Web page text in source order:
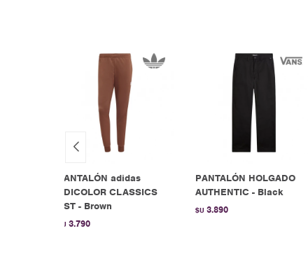
PANTALÓN adidas
ADICOLOR CLASSICS
SST - Brown
$U 3.790
PANTALÓN HOLGADO
AUTHENTIC - Black
$U 3.890